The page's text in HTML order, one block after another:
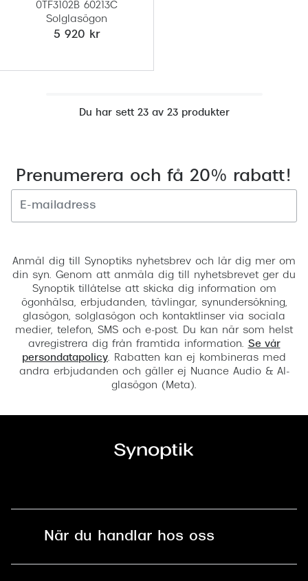
0TF3102B 60213C
Solglasögon
5 920 kr
Du har sett 23 av 23 produkter
Prenumerera och få 20% rabatt!
Anmäl dig till Synoptiks nyhetsbrev och lär dig mer om
din syn. Genom att anmäla dig till nyhetsbrevet ger du
Synoptik tillåtelse att skicka dig information om
ögonhälsa, erbjudanden, tävlingar, synundersökning,
glasögon, solglasögon och kontaktlinser via sociala
medier, telefon, SMS och e-post. Du kan när som helst
avregistrera dig från framtida information. Se vår
persondatapolicy. Rabatten kan ej kombineras med
andra erbjudanden och gäller ej Nuance Audio & AI-
glasögon (Meta).
När du handlar hos oss